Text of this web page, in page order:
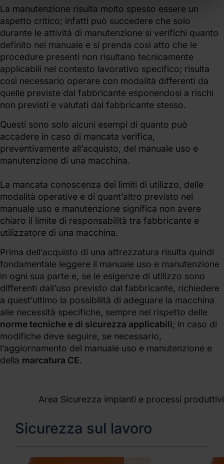
La manutenzione risulta molto spesso essere un
aspetto critico; infatti può succedere che solo
durante le attività di manutenzione si verifichi quanto
definito nel manuale e si prenda così atto che le
procedure presenti non risultano tecnicamente
applicabili nel contesto lavorativo specifico; risulta
così necessario operare con modalità differenti da
quelle previste dal fabbricante esponendosi a rischi
non previsti e valutati dal fabbricante stesso.
Questi sono solo alcuni esempi di quanto può
accadere in caso di mancata verifica,
preventivamente all’acquisto, del manuale uso e
manutenzione di una macchina.
La mancata conoscenza dei limiti di utilizzo, delle
modalità operative e di quant’altro previsto nel
manuale uso e manutenzione significa non avere
chiaro il limite di responsabilità tra fabbricante e
utilizzatore di una macchina.
Prima dell’acquisto di una attrezzatura risulta quindi
fondamentale leggere il manuale uso e manutenzione
in ogni sua parte e, se le esigenze di utilizzo sono
differenti dall’uso previsto dal fabbricante, richiedere
a quest’ultimo la possibilità di adeguare la macchina
alle necessità specifiche, sempre nel rispetto delle
norme tecniche e di sicurezza applicabili; in caso di
modifiche deve seguire, se necessario,
l’aggiornamento del manuale uso e manutenzione e
della marcatura CE.
Area Sicurezza impianti e processi produttivi
Sicurezza sul lavoro